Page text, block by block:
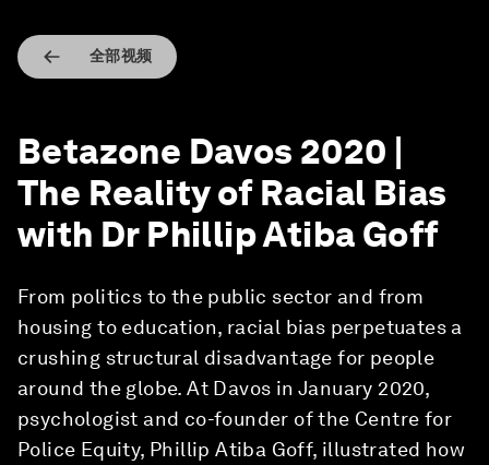
全部视频
Betazone Davos 2020 |
The Reality of Racial Bias
with Dr Phillip Atiba Goff
From politics to the public sector and from
housing to education, racial bias perpetuates a
crushing structural disadvantage for people
around the globe. At Davos in January 2020,
psychologist and co-founder of the Centre for
Police Equity, Phillip Atiba Goff, illustrated how